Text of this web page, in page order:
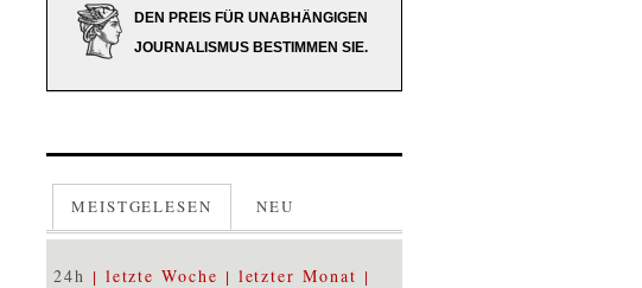
DEN PREIS FÜR UNABHÄNGIGEN
JOURNALISMUS BESTIMMEN SIE.
MEISTGELESEN NEU
24h letzte Woche letzter Monat